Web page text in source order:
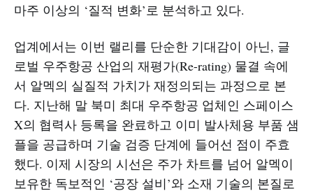
마주 이상의 ‘질적 변화’로 분석하고 있다.
업계에서는 이번 랠리를 단순한 기대감이 아닌, 글
로벌 우주항공 산업의 재평가(Re-rating) 물결 속에
서 알멕의 실질적 가치가 재정의되는 과정으로 본
다. 지난해 말 북미 최대 우주항공 업체인 스페이스
X의 협력사 등록을 완료하고 이미 발사체용 부품 샘
플을 공급하며 기술 검증 단계에 들어선 점이 주효
했다. 이제 시장의 시선은 주가 차트를 넘어 알멕이
보유한 독보적인 ‘공장 설비’와 소재 기술의 본질로